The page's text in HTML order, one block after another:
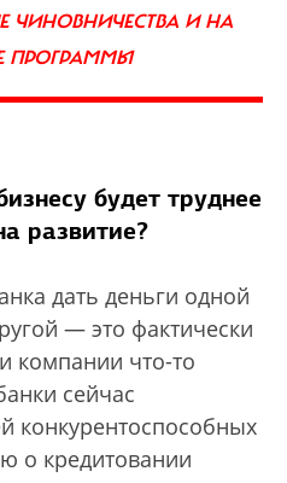
ЧИНОВНИЧЕСТВА И НА
ПРОГРАММЫ
будет труднее
развитие?
дать деньги одной
— это фактически
компании что-то
сейчас
конкурентоспособных
о кредитовании